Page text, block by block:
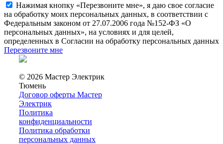
Нажимая кнопку «Перезвоните мне», я даю свое согласие
на обработку моих персональных данных, в соответствии с
Федеральным законом от 27.07.2006 года №152-ФЗ «О
персональных данных», на условиях и для целей,
определенных в Согласии на обработку персональных данных
Перезвоните мне
© 2026 Мастер Электрик
Тюмень
Договор оферты Мастер
Электрик
Политика
конфиденциальности
Политика обработки
персональных данных